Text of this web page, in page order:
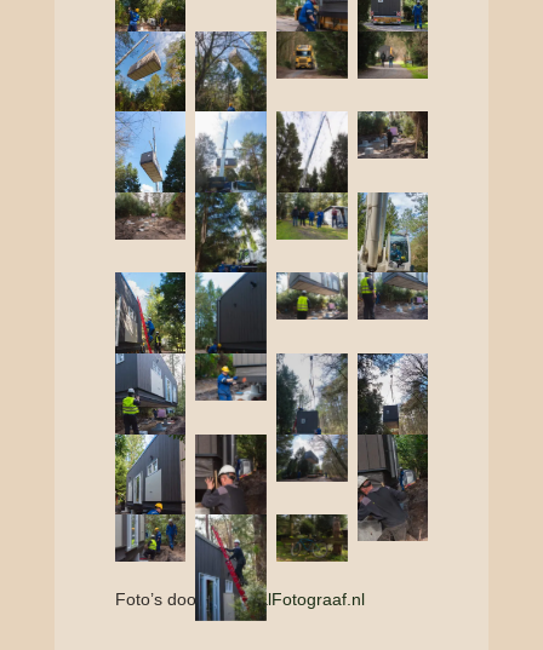
Foto’s door:FestivalFotograaf.nl